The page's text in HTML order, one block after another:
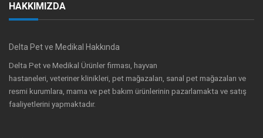
HAKKIMIZDA
Delta Pet ve Medikal Hakkında
Delta Pet ve Medikal Ürünler firması, hayvan
hastaneleri, veteriner klinikleri, pet mağazaları, sanal pet mağazaları ve
resmi kurumlara, mama ve pet bakım ürünlerinin pazarlamakta ve satış
faaliyetlerini yapmaktadır.